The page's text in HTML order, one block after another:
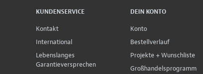
KUNDENSERVICE
Kontakt
International
Lebenslanges
Garantieversprechen
DEIN KONTO
Konto
Bestellverlauf
Projekte + Wunschliste
Großhandelsprogramm